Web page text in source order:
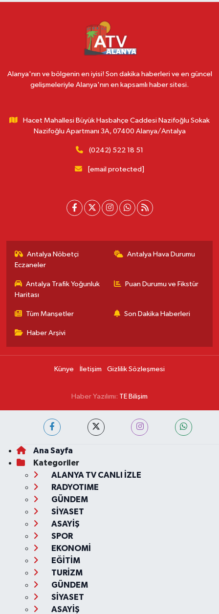
Alanya'nın ve bölgenin en iyisi! Son dakika haberleri ve en güncel
gelişmeleriyle Alanya'nın en kapsamlı haber sitesi.
Hacet Mahallesi Büyük Hasbahçe Caddesi Nazifoğlu Sokak
Nazifoğlu Apartmanı 3A, 07400 Alanya/Antalya
(0242) 522 18 51
[email protected]
Antalya Nöbetçi
Eczaneler
Antalya Hava Durumu
Antalya Trafik Yoğunluk
Haritası
Puan Durumu ve Fikstür
Tüm Manşetler Son Dakika Haberleri
Haber Arşivi
Künye İletişim Gizlilik Sözleşmesi
Haber Yazılımı: TE Bilişim
Ana Sayfa
Kategoriler
ALANYA TV CANLI İZLE
RADYOTIME
GÜNDEM
SİYASET
ASAYİŞ
SPOR
EKONOMİ
EĞİTİM
TURİZM
GÜNDEM
SİYASET
ASAYİŞ